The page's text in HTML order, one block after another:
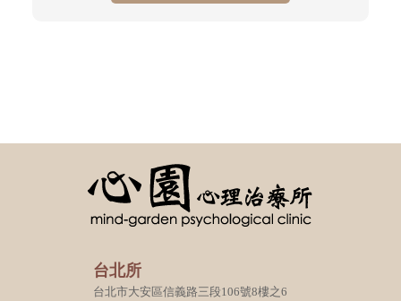
台北所
台北市大安區信義路三段106號8樓之6